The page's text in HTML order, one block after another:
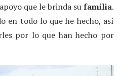
que le brinda sufamilia.
en todo lo que he hecho, así
por lo que han hecho por